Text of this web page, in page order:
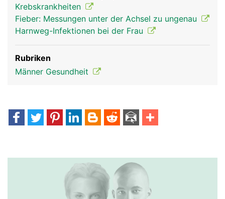
Krebskrankheiten
Fieber: Messungen unter der Achsel zu ungenau
Harnweg-Infektionen bei der Frau
Rubriken
Männer Gesundheit